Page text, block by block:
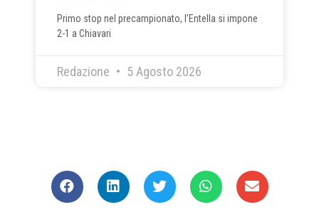
Primo stop nel precampionato, l’Entella si impone
2-1 a Chiavari
Redazione 5 Agosto 2026